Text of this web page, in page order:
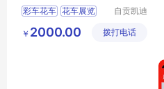
凯迪
彩车花车 花车展览
国庆节彩车花车
自贡凯迪
有限公司
￥ 2000.00 拨打电话